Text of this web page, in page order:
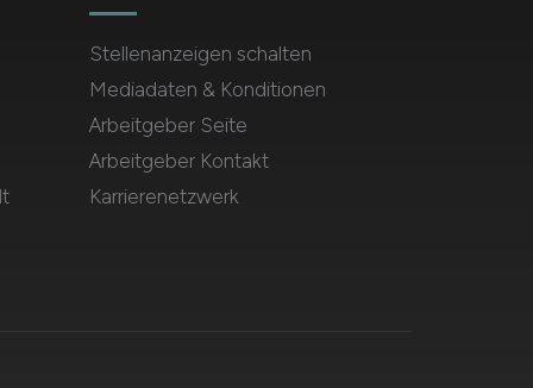
Stellenanzeigen schalten
Mediadaten & Konditionen
Arbeitgeber Seite
Arbeitgeber Kontakt
Karrierenetzwerk